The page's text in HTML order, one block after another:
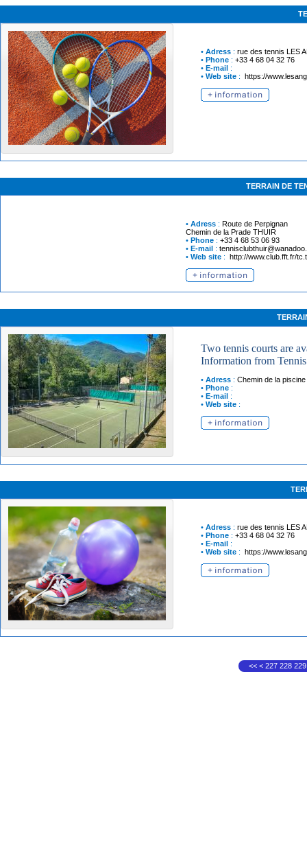
• Adress : rue des tennis LES
• Phone : +33 4 68 04 32 76
• E-mail :
• Web site : https://
TERRAIN DE
• Adress : Route de Perpignan
Chemin de la Prade THUIR
• Phone : +33 4 68 53 06 93
• E-mail :
• Web site : http://www.club.fft.fr/
Two tennis courts are
Information from
• Adress : Chemin de la piscine
• Phone :
• E-mail :
• Web site :
• Adress : rue des tennis LES
• Phone : +33 4 68 04 32 76
• E-mail :
• Web site : https://
<< < 227 228 229